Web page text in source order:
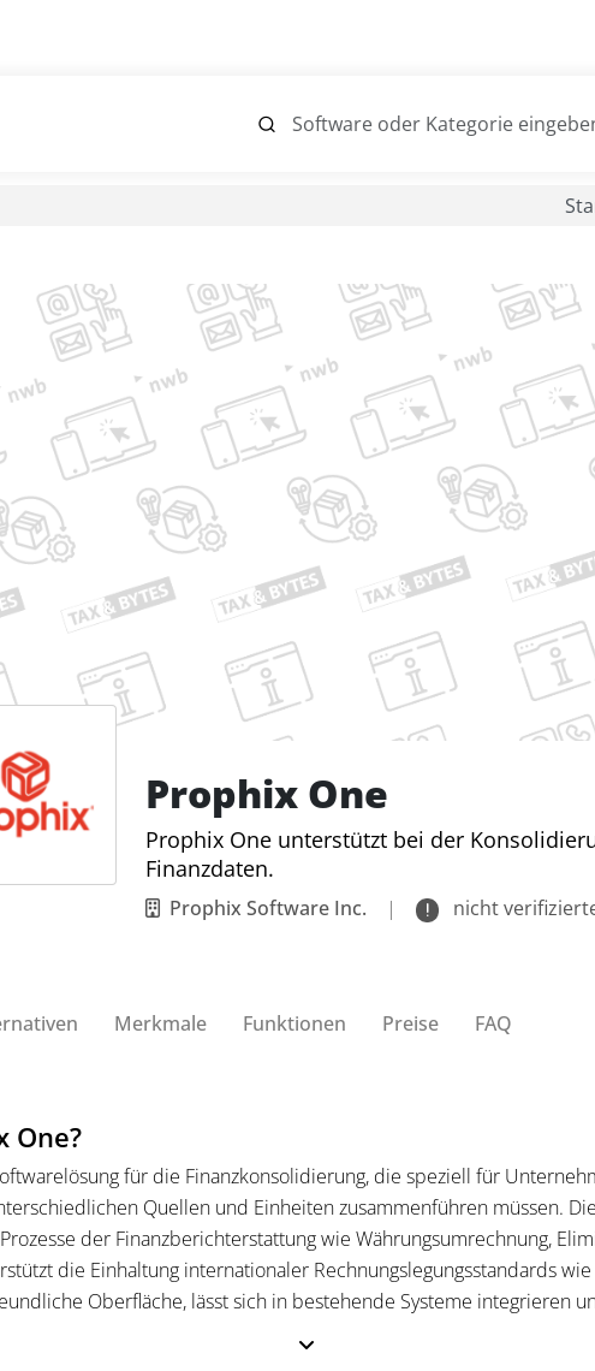
Prophix One
Prophix One unterstützt bei der
Finanzdaten.
Prophix Software Inc. | nicht
Merkmale Funktionen Preise FAQ
One?
für die Finanzkonsolidierung, die speziell für
Quellen und Einheiten zusammenführen müssen.
der Finanzberichterstattung wie Währungsumrechnung,
die Einhaltung internationaler Rechnungslegungsstandards wie
Oberfläche, lässt sich in bestehende Systeme integrieren